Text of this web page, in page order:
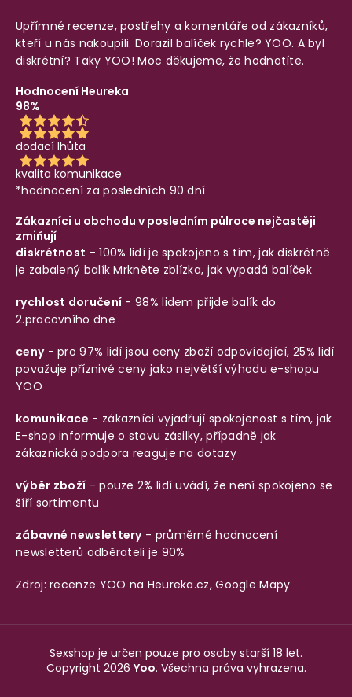
Upřímné recenze, postřehy a komentáře od zákazníků,
kteří u nás nakoupili. Dorazil balíček rychle? YOO. A byl
diskrétní? Taky YOO! Moc děkujeme, že hodnotíte.
Hodnocení Heureka
98%
dodací lhůta
kvalita komunikace
*hodnocení za posledních 90 dní
Zákazníci u obchodu v posledním půlroce nejčastěji
zmiňují
diskrétnost - 100% lidí je spokojeno s tím, jak diskrétně
je zabalený balíkMrkněte zblízka, jak vypadá balíček
rychlost doručení - 98% lidem přijde balík do
2.pracovního dne
ceny- pro 97% lidí jsou ceny zboží odpovídající, 25% lidí
považuje příznivé ceny jako největší výhodu e-shopu
YOO
komunikace - zákazníci vyjadřují spokojenost s tím, jak
E-shop informuje o stavu zásilky, případně jak
zákaznická podpora reaguje na dotazy
výběr zboží - pouze 2% lidí uvádí, že není spokojeno se
šíří sortimentu
zábavné newslettery- průměrné hodnocení
newsletterů odběrateli je 90%
Zdroj: recenze YOO na Heureka.cz,Google Mapy
Sexshop je určen pouze pro osoby starší 18 let.
Copyright 2026 Yoo. Všechna práva vyhrazena.